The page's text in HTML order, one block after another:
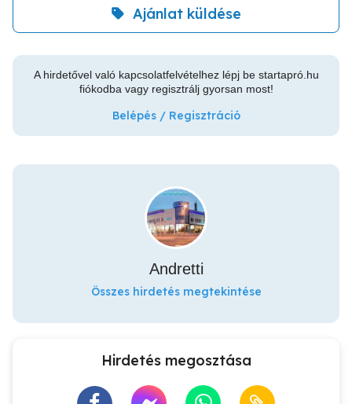
Ajánlat küldése
A hirdetővel való kapcsolatfelvételhez lépj be startapró.hu
fiókodba vagy regisztrálj gyorsan most!
Belépés / Regisztráció
Andretti
Összes hirdetés megtekintése
Hirdetés megosztása